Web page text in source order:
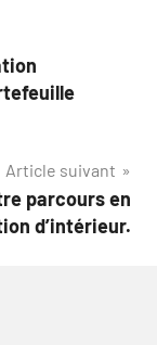
Article suivant
parcours en
d’intérieur.